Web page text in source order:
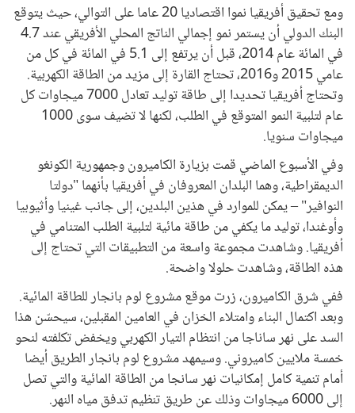
ومع تحقيق أفريقيا نموا اقتصاديا 20 عاما على التوالي، حيث يتوقع
البنك الدولي أن يستمر نمو إجمالي الناتج المحلي الأفريقي عند 4.7
في المائة عام 2014، قبل أن يرتفع إلى 5.1 في المائة في كل من
عامي 2015 و2016، تحتاج القارة إلى مزيد من الطاقة الكهربية.
وتحتاج أفريقيا تحديدا إلى طاقة توليد تعادل 7000 ميجاوات كل
عام لتلبية النمو المتوقع في الطلب، لكنها لا تضيف سوى 1000
ميجاوات سنويا.
وفي الأسبوع الماضي قمت بزيارة الكاميرون وجمهورية الكونغو
الديمقراطية، وهما البلدان المعروفان في أفريقيا بأنهما "دولتا
النوافير" – يمكن للموارد في هذين البلدين، إلى جانب غينيا وأثيوبيا
وأوغندا، توليد ما يكفي من طاقة مائية لتلبية الطلب المتنامي في
أفريقيا. وشاهدت مجموعة واسعة من التطبيقات التي تحتاج إلى
هذه الطاقة، وشاهدت حلولا واضحة.
ففي شرق الكاميرون، زرت موقع مشروع لوم بانجار للطاقة المائية.
وبعد اكتمال البناء وامتلاء الخزان في العامين المقبلين، سيحسّن هذا
السد على نهر ساناجا من انتظام التيار الكهربي ويخفض تكلفته لنحو
خمسة ملايين كاميروني. وسيمهد مشروع لوم بانجار الطريق أيضا
أمام تنمية كامل إمكانيات نهر سانجا من الطاقة المائية والتي تصل
إلى 6000 ميجاوات وذلك عن طريق تنظيم تدفق مياه النهر.